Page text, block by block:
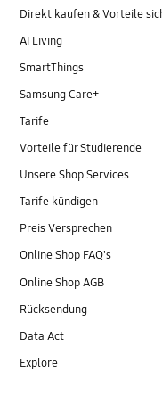
Direkt kaufen & Vorteile
AI Living
SmartThings
Samsung Care+
Tarife
Vorteile für Studierende
Unsere Shop Services
Tarife kündigen
Preis Versprechen
Online Shop FAQ's
Online Shop AGB
Rücksendung
Data Act
Explore